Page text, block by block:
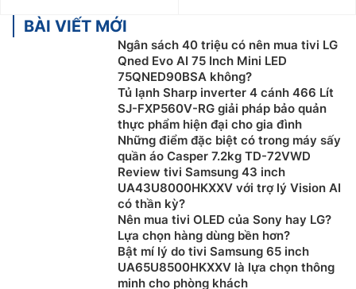
BÀI VIẾT MỚI
Ngân sách 40 triệu có nên mua tivi LG
Qned Evo AI 75 Inch Mini LED
75QNED90BSA không?
Tủ lạnh Sharp inverter 4 cánh 466 Lít
SJ-FXP560V-RG giải pháp bảo quản
thực phẩm hiện đại cho gia đình
Những điểm đặc biệt có trong máy sấy
quần áo Casper 7.2kg TD-72VWD
Review tivi Samsung 43 inch
UA43U8000HKXXV với trợ lý Vision AI
có thần kỳ?
Nên mua tivi OLED của Sony hay LG?
Lựa chọn hàng dùng bền hơn?
Bật mí lý do tivi Samsung 65 inch
UA65U8500HKXXV là lựa chọn thông
minh cho phòng khách